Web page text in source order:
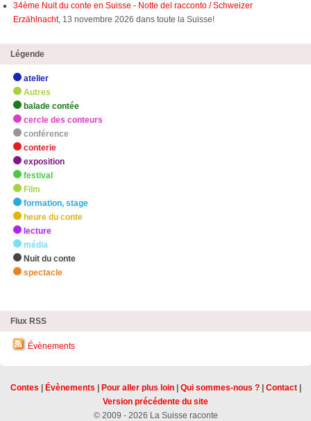
34ème Nuit du conte en Suisse - Notte del racconto / Schweizer
Erzählnacht, 13 novembre 2026 dans toute la Suisse!
Légende
atelier
Autres
balade contée
cercle des conteurs
conférence
conterie
exposition
festival
Film
formation, stage
heure du conte
lecture
média
Nuit du conte
spectacle
Flux RSS
Évènements
Contes Évènements Pour aller plus loin| Qui sommes-nous ?| Contact|
Version précédente du site
© 2009 - 2026 La Suisse raconte